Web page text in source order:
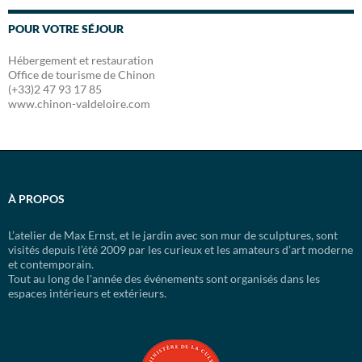
POUR VOTRE SÉJOUR
Hébergement et restauration
Office de tourisme de Chinon
(+33)2 47 93 17 85
www.chinon-valdeloire.com
À PROPOS
L’atelier de Max Ernst, et le jardin avec son mur de sculptures, sont
visités depuis l’été 2009 par les curieux et les amateurs d’art moderne
et contemporain.
Tout au long de l'année des événements sont organisés dans les
espaces intérieurs et extérieurs.